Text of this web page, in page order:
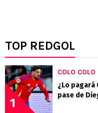
TOP REDGOL
1
COLO COLO
¿Lo pagará
pase de